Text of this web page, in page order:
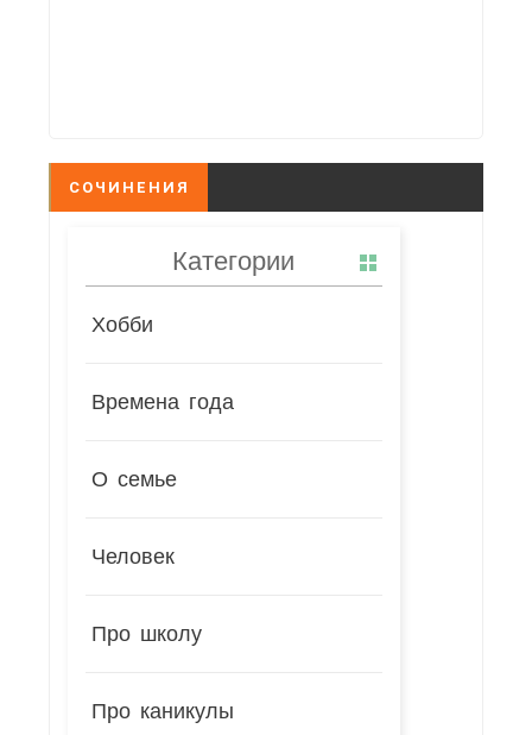
СОЧИНЕНИЯ
Категории
Хобби
Времена года
О семье
Человек
Про школу
Про каникулы